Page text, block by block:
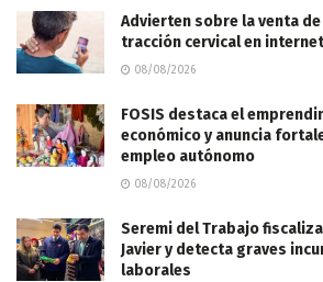
Advierten sobre la venta
tracción cervical en internet
08/08/2026
FOSIS destaca el
económico y anuncia
empleo autónomo
08/08/2026
Seremi del Trabajo fiscaliza
Javier y detecta graves
laborales